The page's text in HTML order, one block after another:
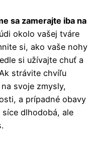
sa zamerajte iba na
okolo vašej tváre
si, ako vaše nohy
si užívajte chuť a
strávite chvíľu
svoje zmysly,
a prípadné obavy
dlhodobá, ale